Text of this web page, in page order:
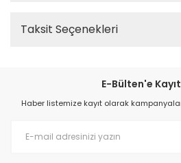
Taksit Seçenekleri
E-Bülten'e
Haber listemize kayıt olarak